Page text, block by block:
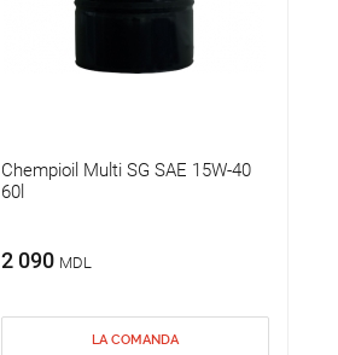
Chempioil Multi SG SAE 15W-40
60l
2 090 MDL
LA COMANDA